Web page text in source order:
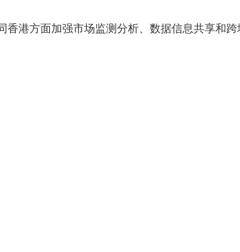
港方面加强市场监测分析、数据信息共享和跨